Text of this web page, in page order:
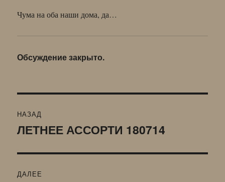
Чума на оба наши дома, да…
Обсуждение закрыто.
по
НАЗАД
Предыдущая
ЛЕТНЕЕ АССОРТИ 180714
ДАЛЕЕ